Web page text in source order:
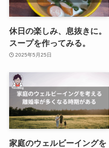
休日の楽しみ、息抜きに。
スープを作ってみる。
2025年5月25日
家庭のウェルビーイングを